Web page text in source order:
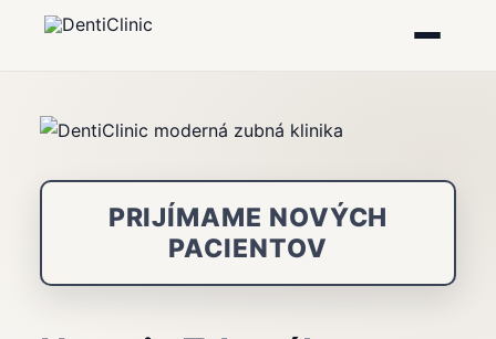
Otvoriť
PRIJÍMAME NOVÝCH
PACIENTOV